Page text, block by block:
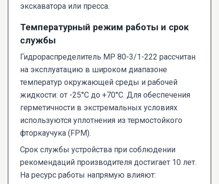
экскаватора или пресса.
Температурный режим работы и срок
службы
Гидрораспределитель МР 80-3/1-222 рассчитан
на эксплуатацию в широком диапазоне
температур окружающей среды и рабочей
жидкости: от -25°C до +70°C. Для обеспечения
герметичности в экстремальных условиях
используются уплотнения из термостойкого
фторкаучука (FPM).
Срок службы устройства при соблюдении
рекомендаций производителя достигает 10 лет.
На ресурс работы напрямую влияют: